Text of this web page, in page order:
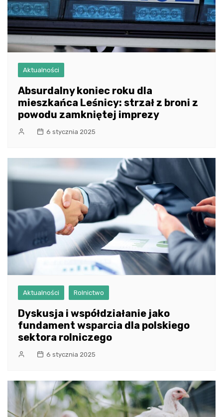
Aktualności
Absurdalny koniec roku dla
mieszkańca Leśnicy: strzał z broni z
powodu zamkniętej imprezy
6 stycznia 2025
Aktualności Rolnictwo
Dyskusja i współdziałanie jako
fundament wsparcia dla polskiego
sektora rolniczego
6 stycznia 2025